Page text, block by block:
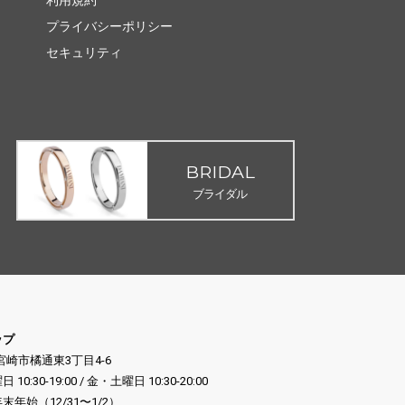
プライバシーポリシー
セキュリティ
BRIDAL
ブライダル
プ
崎市橘通東3丁目4-6
10:30-19:00 / 金・土曜日 10:30-20:00
年始（12/31〜1/2）